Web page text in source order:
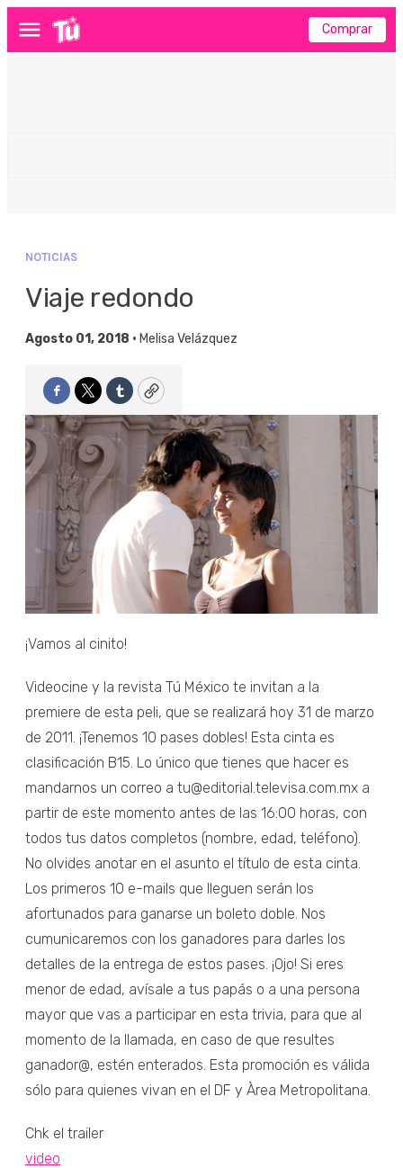
Menú Comprar
NOTICIAS
Viaje redondo
Agosto 01, 2018 • Melisa Velázquez
Facebook
TwitterTumblrCopy
¡Vamos al cinito!
Videocine y la revista Tú México te invitan a la
premiere de esta peli, que se realizará hoy 31 de marzo
de 2011. ¡Tenemos 10 pases dobles! Esta cinta es
clasificación B15. Lo único que tienes que hacer es
mandarnos un correo a tu@editorial.televisa.com.mx a
partir de este momento antes de las 16:00 horas, con
todos tus datos completos (nombre, edad, teléfono).
No olvides anotar en el asunto el título de esta cinta.
Los primeros 10 e-mails que lleguen serán los
afortunados para ganarse un boleto doble. Nos
cumunicaremos con los ganadores para darles los
detalles de la entrega de estos pases. ¡Ojo! Si eres
menor de edad, avísale a tus papás o a una persona
mayor que vas a participar en esta trivia, para que al
momento de la llamada, en caso de que resultes
ganador@, estén enterados. Esta promoción es válida
sólo para quienes vivan en el DF y Àrea Metropolitana.
Chk el trailer
video